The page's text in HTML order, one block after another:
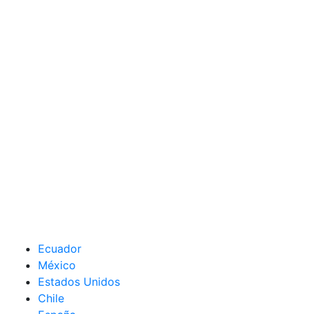
Ecuador
México
Estados Unidos
Chile